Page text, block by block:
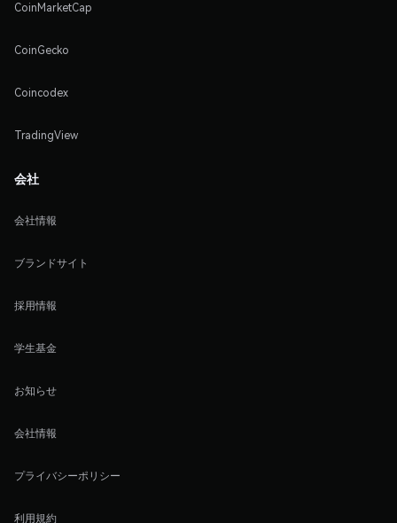
CoinMarketCap
CoinGecko
Coincodex
TradingView
会社
会社情報
ブランドサイト
採用情報
学生基金
お知らせ
会社情報
プライバシーポリシー
利用規約